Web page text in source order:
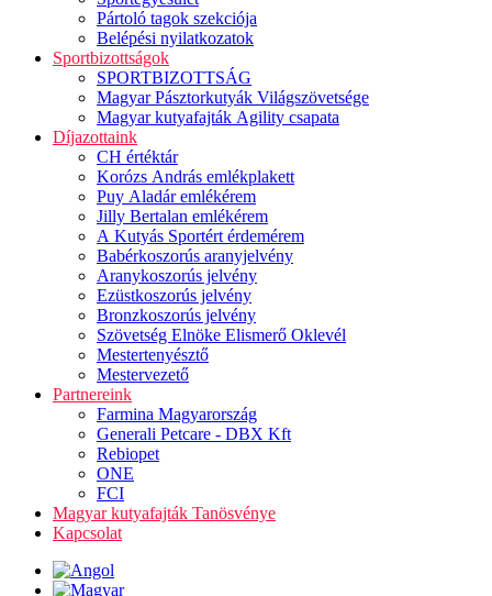
Pártoló tagok szekciója
Belépési nyilatkozatok
Sportbizottságok
SPORTBIZOTTSÁG
Magyar Pásztorkutyák Világszövetsége
Magyar kutyafajták Agility csapata
Díjazottaink
CH értéktár
Korózs András emlékplakett
Puy Aladár emlékérem
Jilly Bertalan emlékérem
A Kutyás Sportért érdemérem
Babérkoszorús aranyjelvény
Aranykoszorús jelvény
Ezüstkoszorús jelvény
Bronzkoszorús jelvény
Szövetség Elnöke Elismerő Oklevél
Mestertenyésztő
Mestervezető
Partnereink
Farmina Magyarország
Generali Petcare - DBX Kft
Rebiopet
ONE
FCI
Magyar kutyafajták Tanösvénye
Kapcsolat